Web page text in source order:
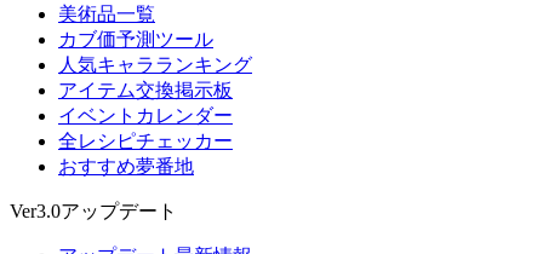
美術品一覧
カブ価予測ツール
人気キャラランキング
アイテム交換掲示板
イベントカレンダー
全レシピチェッカー
おすすめ夢番地
Ver3.0アップデート